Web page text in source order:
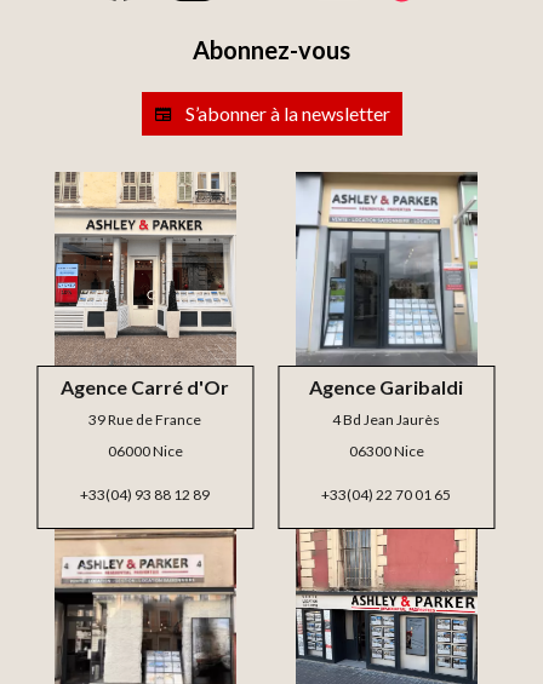
Abonnez-vous
S’abonner à la newsletter
Agence Carré d'Or
39 Rue de France
06000 Nice
+33(04) 93 88 12 89
Agence Garibaldi
4 Bd Jean Jaurès
06300 Nice
+33(04) 22 70 01 65